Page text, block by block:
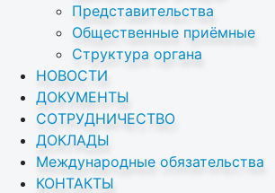
Представительства
Общественные приёмные
Структура органа
НОВОСТИ
ДОКУМЕНТЫ
СОТРУДНИЧЕСТВО
ДОКЛАДЫ
Международные обязательства
КОНТАКТЫ